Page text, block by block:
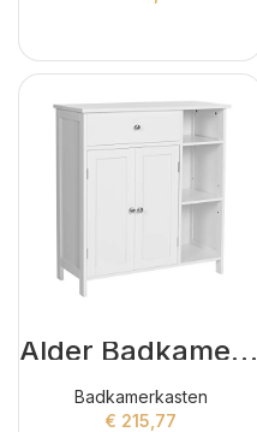
Alder Badkamerkasten Wit
Badkamerkasten
€ 215,77